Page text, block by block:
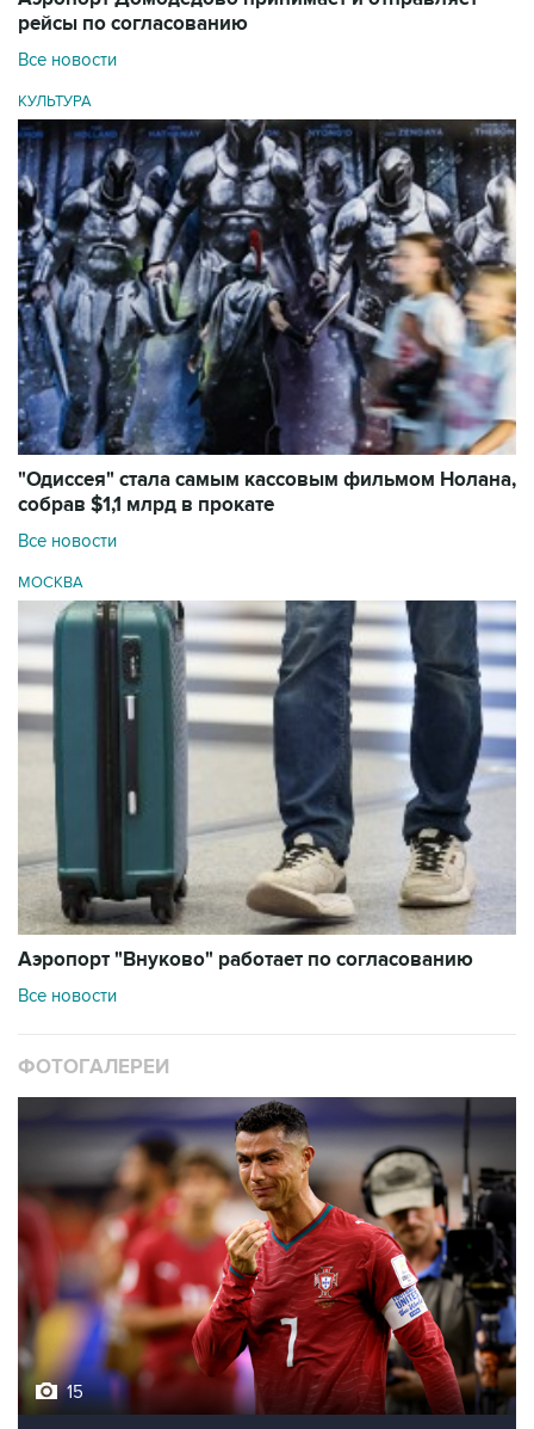
рейсы по согласованию
Все новости
КУЛЬТУРА
"Одиссея" стала самым кассовым фильмом Нолана,
собрав $1,1 млрд в прокате
Все новости
МОСКВА
Аэропорт "Внуково" работает по согласованию
Все новости
ФОТОГАЛЕРЕИ
15